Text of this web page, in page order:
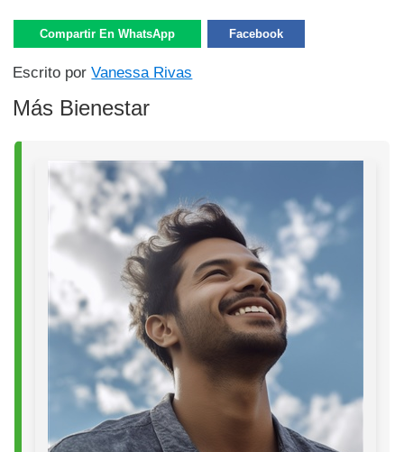
Compartir En WhatsApp Facebook
Escrito porVanessa Rivas
Más Bienestar